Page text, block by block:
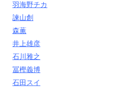
羽海野チカ
諫山創
森薫
井上雄彦
石川雅之
冨樫義博
石田スイ